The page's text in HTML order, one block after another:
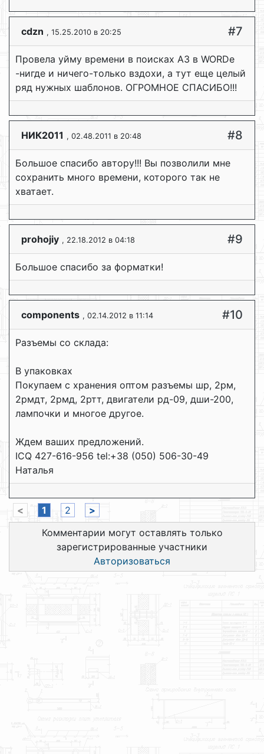
cdzn , 15.25.2010 в 20:25 #7
Провела уйму времени в поисках А3 в WORDe
-нигде и ничего-только вздохи, а тут еще целый
ряд нужных шаблонов. ОГРОМНОЕ СПАСИБО!!!
НИК2011 , 02.48.2011 в 20:48 #8
Большое спасибо автору!!! Вы позволили мне
сохранить много времени, которого так не
хватает.
prohojiy , 22.18.2012 в 04:18 #9
Большое спасибо за форматки!
components , 02.14.2012 в 11:14 #10
Разъемы со склада:
В упаковках
Покупаем с хранения оптом разъемы шр, 2рм,
2рмдт, 2рмд, 2ртт, двигатели рд-09, дши-200,
лампочки и многое другое.
Ждем ваших предложений.
ICQ 427-616-956 tel:+38 (050) 506-30-49
Наталья
< 1 2
>
Комментарии могут оставлять только
зарегистрированные участники
Авторизоваться